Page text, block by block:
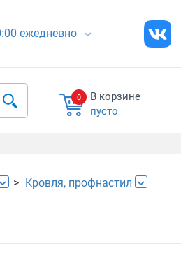
ежедневно
0
В корзине
пусто
Кровля, профнастил